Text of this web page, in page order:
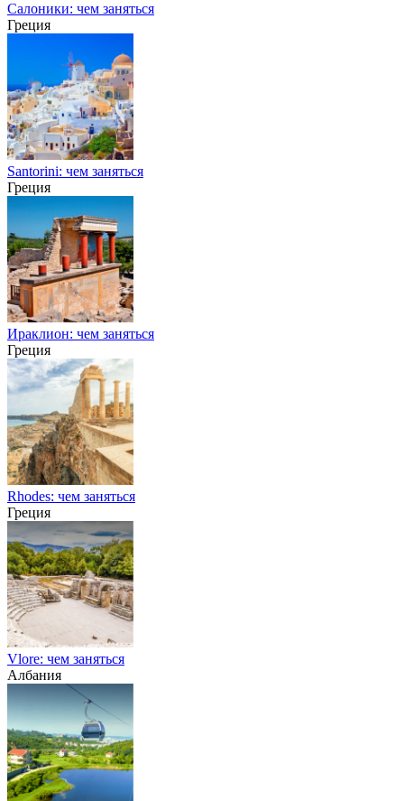
Салоники: чем заняться
Греция
Santorini: чем заняться
Греция
Ираклион: чем заняться
Греция
Rhodes: чем заняться
Греция
Vlore: чем заняться
Албания